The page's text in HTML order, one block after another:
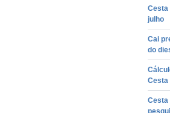
Cesta
julho
Cai
do
Cesta
Cesta